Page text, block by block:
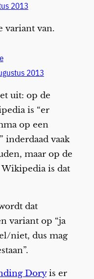
2013
variant van.
2013
uit: op de
is “er
op een
inderdaad vaak
maar op de
is dat
dat
variant op “ja
niet, dus mag
Doryis er